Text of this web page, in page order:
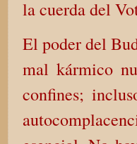
la cuerda del
El poder del
mal kármico
confines;